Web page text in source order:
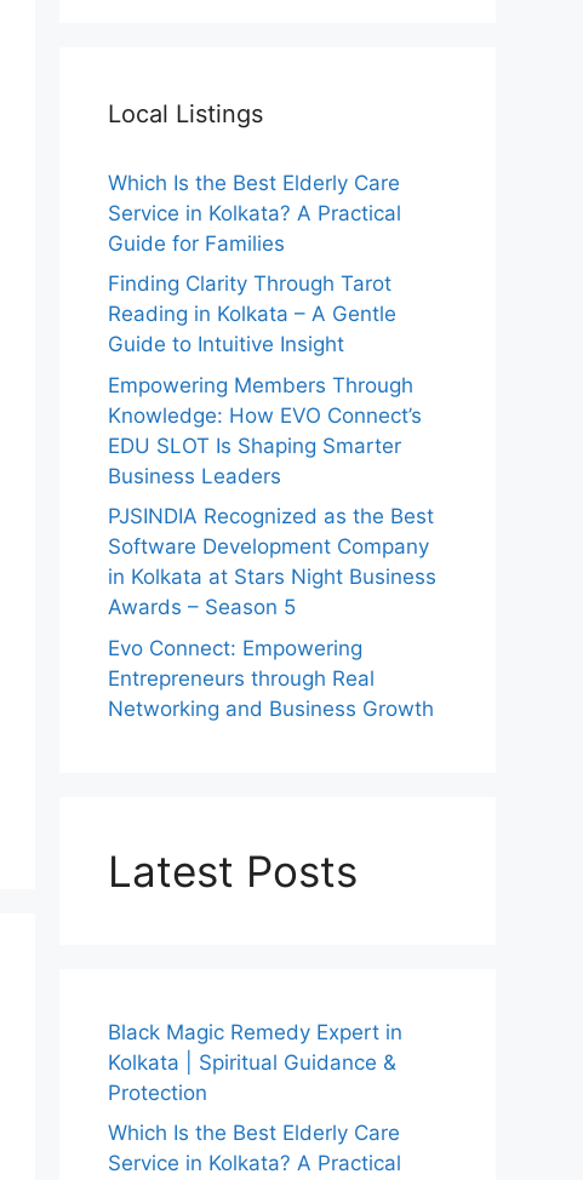
Local Listings
Which Is the Best Elderly Care
Service in Kolkata? A Practical
Guide for Families
Finding Clarity Through Tarot
Reading in Kolkata – A Gentle
Guide to Intuitive Insight
Empowering Members Through
Knowledge: How EVO Connect’s
EDU SLOT Is Shaping Smarter
Business Leaders
PJSINDIA Recognized as the Best
Software Development Company
in Kolkata at Stars Night Business
Awards – Season 5
Evo Connect: Empowering
Entrepreneurs through Real
Networking and Business Growth
Latest Posts
Black Magic Remedy Expert in
Kolkata | Spiritual Guidance &
Protection
Which Is the Best Elderly Care
Service in Kolkata? A Practical